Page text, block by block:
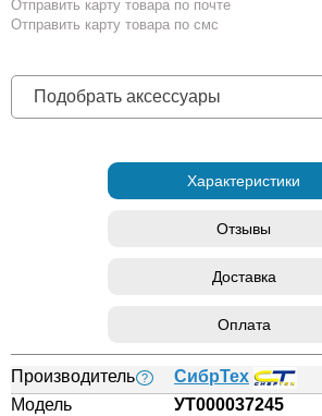
Отправить карту товара по почте
Отправить карту товара по смс
Подобрать аксессуары
Характеристики
Отзывы
Доставка
Оплата
Производитель ?
СибрТех
Модель
УТ000037245